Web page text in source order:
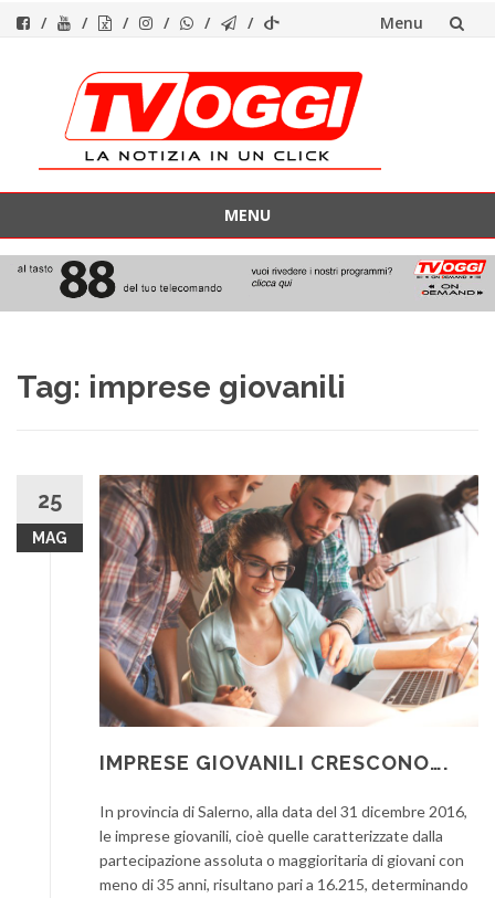
Menu
contenuto
MENU
contenuto
Tag: imprese giovanili
25
MAG
IMPRESE GIOVANILI CRESCONO….
In provincia di Salerno, alla data del 31 dicembre 2016,
le imprese giovanili, cioè quelle caratterizzate dalla
partecipazione assoluta o maggioritaria di giovani con
meno di 35 anni, risultano pari a 16.215, determinando